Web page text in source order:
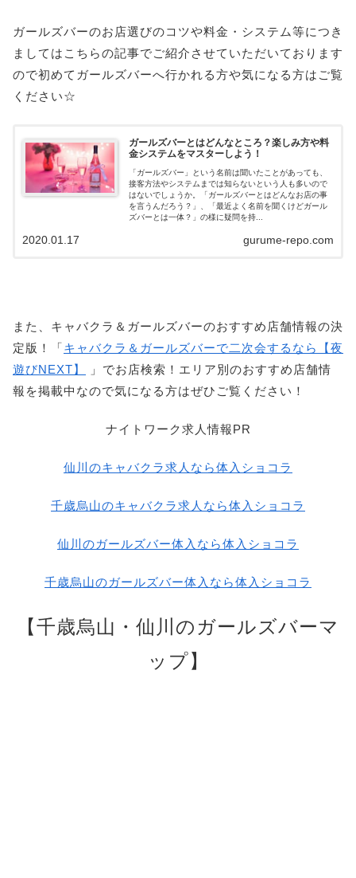
ガールズバーのお店選びのコツや料金・システム等につき
ましてはこちらの記事でご紹介させていただいております
ので初めてガールズバーへ行かれる方や気になる方はご覧
ください☆
ガールズバーとはどんなところ？楽しみ方や料
金システムをマスターしよう！
「ガールズバー」という名前は聞いたことがあっても、
接客方法やシステムまでは知らないという人も多いので
はないでしょうか。「ガールズバーとはどんなお店の事
を言うんだろう？」、「最近よく名前を聞くけどガール
ズバーとは一体？」の様に疑問を持...
gurume-repo.com
2020.01.17
また、キャバクラ＆ガールズバーのおすすめ店舗情報の決
定版！「キャバクラ＆ガールズバーで二次会するなら【夜
遊びNEXT】
」でお店検索！エリア別のおすすめ店舗情
報を掲載中なので気になる方はぜひご覧ください！
ナイトワーク求人情報PR
仙川のキャバクラ求人なら体入ショコラ
千歳烏山のキャバクラ求人なら体入ショコラ
仙川のガールズバー体入なら体入ショコラ
千歳烏山のガールズバー体入なら体入ショコラ
【千歳烏山・仙川のガールズバーマ
ップ】